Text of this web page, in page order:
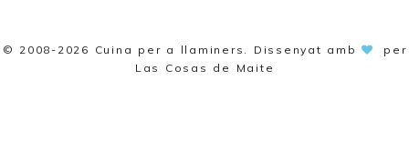
© 2008-2026 Cuina per a llaminers . Dissenyat amb
per
Las Cosas de Maite